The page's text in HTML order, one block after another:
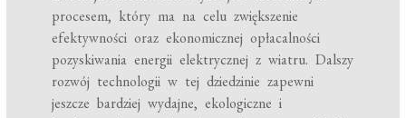
procesem, który ma na celu zwiększenie
efektywności oraz ekonomicznej opłacalności
pozyskiwania energii elektrycznej z wiatru. Dalszy
rozwój technologii w tej dziedzinie zapewni
jeszcze bardziej wydajne, ekologiczne i